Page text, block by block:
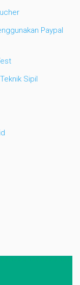
Paypal
Sipil